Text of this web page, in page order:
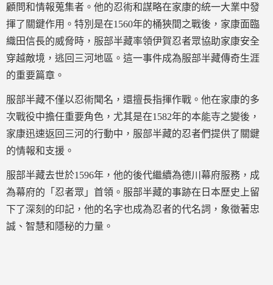
顧問和情報蒐集者。他的忍術和謀略在家康的統一大業中發
揮了關鍵作用。特別是在1560年的桶狹間之戰後，家康面臨
織田信長的威脅時，服部半藏率領伊賀忍者眾協助家康安全
穿越敵境，逃回三河地區。這一事件成為服部半藏傳奇生涯
的重要篇章。
服部半藏不僅以忍術聞名，還擅長指揮作戰。他在家康的多
次戰役中擔任重要角色，尤其是在1582年的本能寺之變後，
家康迅速返回三河的行動中，服部半藏的忍者們提供了關鍵
的情報和支援。
服部半藏去世於1596年，他的後代繼續為德川幕府服務，成
為幕府的「忍者眾」首領。服部半藏的事跡在日本歷史上留
下了深刻的印記，他的名字也成為忍者的代名詞，象徵著忠
誠、智慧和隱秘的力量。